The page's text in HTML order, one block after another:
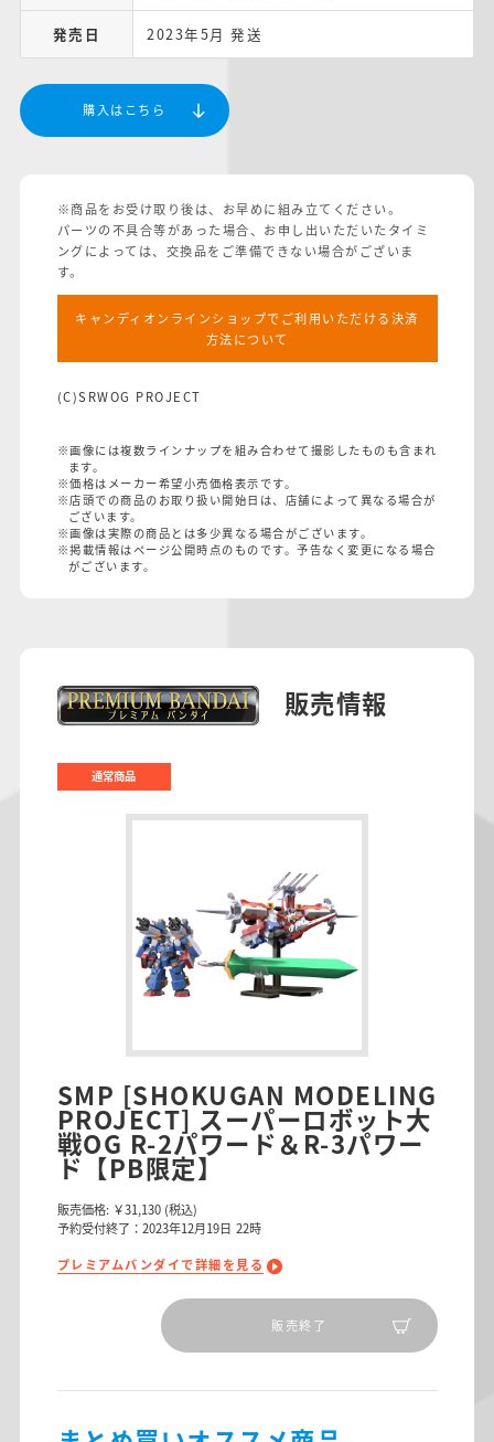
発売日 2023年5月 発送
購入はこちら
※商品をお受け取り後は、お早めに組み立てください。
パーツの不具合等があった場合、お申し出いただいたタイミ
ングによっては、交換品をご準備できない場合がございま
す。
キャンディオンラインショップでご利用いただける決済
方法について
(C)SRWOG PROJECT
※画像には複数ラインナップを組み合わせて撮影したものも含まれ
ます。
※価格はメーカー希望小売価格表示です。
※店頭での商品のお取り扱い開始日は、店舗によって異なる場合が
ございます。
※画像は実際の商品とは多少異なる場合がございます。
※掲載情報はページ公開時点のものです。予告なく変更になる場合
がございます。
販売情報
通常商品
SMP [SHOKUGAN MODELING
PROJECT] スーパーロボット大
戦OG R-2パワード＆R-3パワー
ド【PB限定】
販売価格: ￥31,130 (税込)
予約受付終了：2023年12月19日 22時
プレミアムバンダイで詳細を見る
販売終了